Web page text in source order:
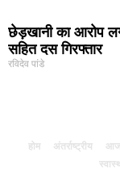
छेड़खानी का आरोप
सहित दस गिरफ्तार
रविदेव पांडे
होम अंतर्राष्ट्रीय आज